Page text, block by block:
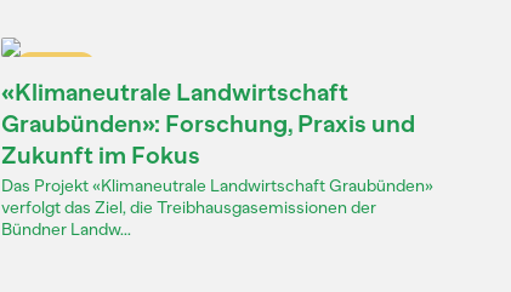
«Klimaneutrale Landwirtschaft
Graubünden»: Forschung, Praxis und
Zukunft im Fokus
Das Projekt «Klimaneutrale Landwirtschaft Graubünden»
verfolgt das Ziel, die Treibhausgasemissionen der
Bündner Landw...